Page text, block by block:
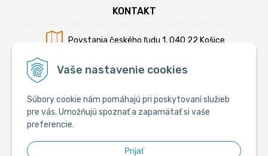
Vaše nastavenie cookies
Súbory cookie nám pomáhajú pri poskytovaní služieb
pre vás. Umožňujú spoznať a zapamätať si vaše
preferencie.
Prijať
KONTAKT
Povstania českého ľudu 1, 040 22 Košice
Mobil:+421 902 794 355
E-mail:info@krmiva.sk